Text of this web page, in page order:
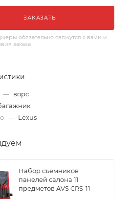
ЗАКАЗАТЬ
обязательно свяжутся с вами и
заказа
— ворс
— Lexus
Набор съемников
панелей салона 11
предметов AVS CRS-11